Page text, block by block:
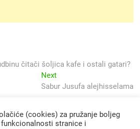
čitači šoljica kafe i ostali gatari?
NextNext
post:
Sabur Jusufa alejhisselama
(cookies) za pružanje boljeg
stranice i